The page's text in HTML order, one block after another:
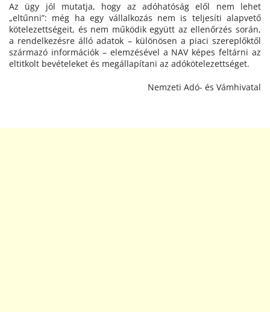
Az ügy jól mutatja, hogy az adóhatóság elől nem lehet
„eltűnni”: még ha egy vállalkozás nem is teljesíti alapvető
kötelezettségeit, és nem működik együtt az ellenőrzés során,
a rendelkezésre álló adatok – különösen a piaci szereplőktől
származó információk – elemzésével a NAV képes feltárni az
eltitkolt bevételeket és megállapítani az adókötelezettséget.
Nemzeti Adó- és Vámhivatal